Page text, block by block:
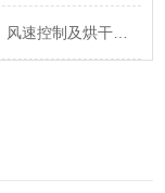
详解农副产品烘干机的操作要点：温度分区、风速控制及烘干时间的设定